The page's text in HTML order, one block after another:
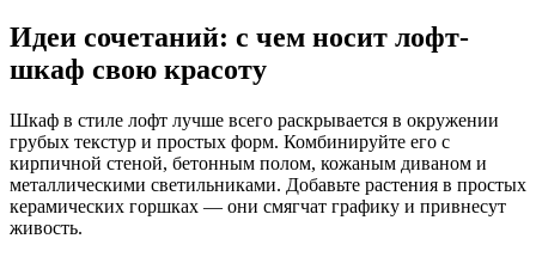
Идеи сочетаний: с чем носит лофт-
шкаф свою красоту
Шкаф в стиле лофт лучше всего раскрывается в окружении
грубых текстур и простых форм. Комбинируйте его с
кирпичной стеной, бетонным полом, кожаным диваном и
металлическими светильниками. Добавьте растения в простых
керамических горшках — они смягчат графику и привнесут
живость.